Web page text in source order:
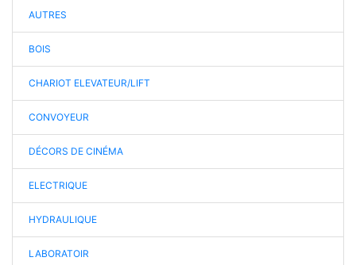
AUTRES
BOIS
CHARIOT ELEVATEUR/LIFT
CONVOYEUR
DÉCORS DE CINÉMA
ELECTRIQUE
HYDRAULIQUE
LABORATOIR